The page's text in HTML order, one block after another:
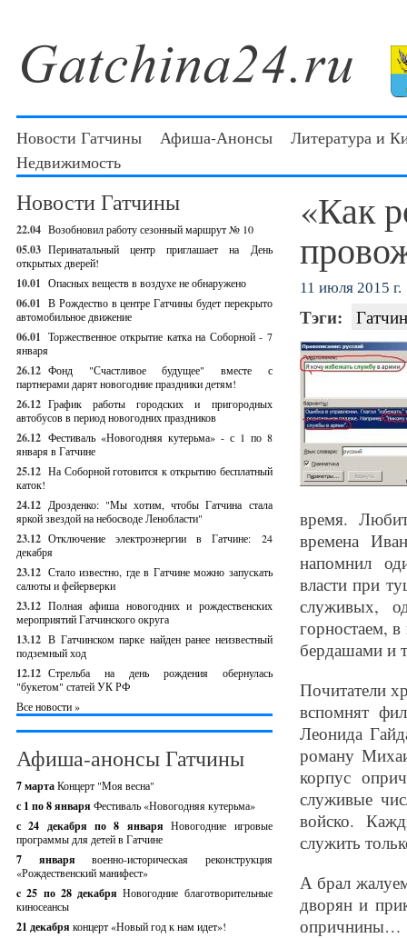
Новости Гатчины Афиша-Анонсы
Литература и
Недвижимость
Новости Гатчины
22.04 Возобновил работу сезонный маршрут № 10
05.03 Перинатальный центр приглашает на День
открытых дверей!
10.01 Опасных веществ в воздухе не обнаружено
06.01 В Рождество в центре Гатчины будет перекрыто
автомобильное движение
06.01 Торжественное открытие катка на Соборной - 7
января
26.12 Фонд "Счастливое будущее" вместе с
партнерами дарят новогодние праздники детям!
26.12 График работы городских и пригородных
автобусов в период новогодних праздников
26.12 Фестиваль «Новогодняя кутерьма» - с 1 по 8
января в Гатчине
25.12 На Соборной готовится к открытию бесплатный
каток!
24.12 Дрозденко: "Мы хотим, чтобы Гатчина стала
яркой звездой на небосводе Ленобласти"
23.12 Отключение электроэнергии в Гатчине: 24
декабря
23.12 Стало известно, где в Гатчине можно запускать
салюты и фейерверки
23.12 Полная афиша новогодних и рождественских
мероприятий Гатчинского округа
13.12 В Гатчинском парке найден ранее неизвестный
подземный ход
12.12 Стрельба на день рождения обернулась
"букетом" статей УК РФ
Все новости »
Афиша-анонсы Гатчины
7 мартаКонцерт "Моя весна"
с 1 по 8 января Фестиваль «Новогодняя кутерьма»
с 24 декабря по 8 январяНовогодние игровые
программы для детей в Гатчине
7 январявоенно-историческая реконструкция
«Рождественский манифест»
c 25 по 28 декабряНовогодние благотворительные
киносеансы
21 декабря концерт «Новый год к нам идет»!
«Как
11 июля 2015 г.
Тэги:
время.
времена
напомнил
власти при
служивых,
горностаем,
бердашами и
Почитатели
вспомнят
Леонида
роману
корпус
служивые
войско.
служить
А брал
дворян и
опричнины…